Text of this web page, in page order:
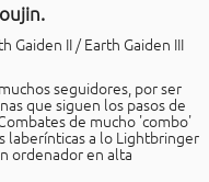
Gaiden II / Earth Gaiden III
seguidores, por ser
que siguen los pasos de
de mucho 'combo'
laberínticas a lo Lightbringer
ordenador en alta